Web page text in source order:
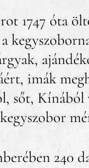
1747 óta
imák
sőt,
240